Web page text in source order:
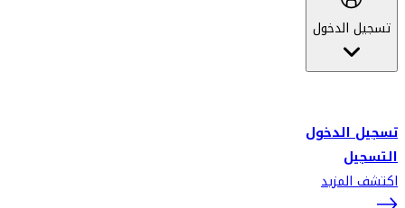
تسجيل الدخول
تسجيل الدخول
التسجيل
اكتشف المزيد